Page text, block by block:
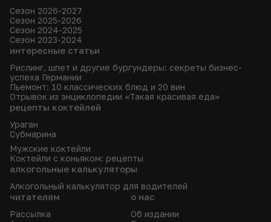
Сезон 2026-2027
Сезон 2025-2026
Сезон 2024-2025
Сезон 2023-2024
интересные статьи
Рислинг, шпет и другие бургундеры: секреты бизнес-
успеха Германии
Пьемонт: 10 классических блюд и 20 вин
Отрывок из энциклопедии «Такая красивая еда»
рецепты коктейлей
Ураган
Субмарина
Мужские коктейли
Коктейли с коньяком: рецепты
алкогольные калькуляторы
Алкогольный калькулятор для водителей
читателям
Рассылка
о нас
Об издании